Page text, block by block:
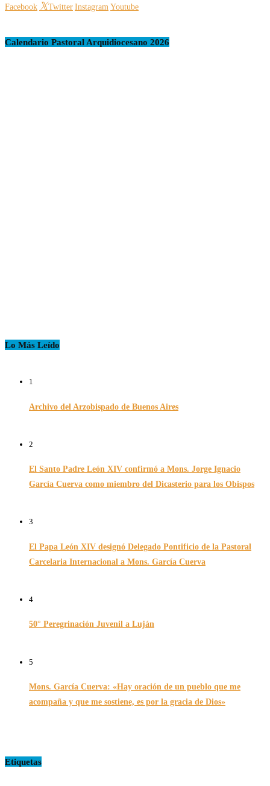
Facebook Twitter Instagram Youtube
Calendario Pastoral Arquidiocesano 2026
Lo Más Leído
1
Archivo del Arzobispado de Buenos Aires
2
El Santo Padre León XIV confirmó a Mons. Jorge Ignacio
García Cuerva como miembro del Dicasterio para los Obispos
3
El Papa León XIV designó Delegado Pontificio de la Pastoral
Carcelaria Internacional a Mons. García Cuerva
4
50° Peregrinación Juvenil a Luján
5
Mons. García Cuerva: «Hay oración de un pueblo que me
acompaña y que me sostiene, es por la gracia de Dios»
Etiquetas